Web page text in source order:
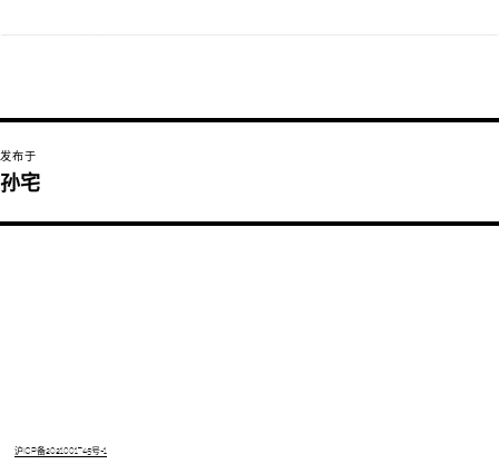
章
发布于
孙宅
沪ICP备2021001745号-1